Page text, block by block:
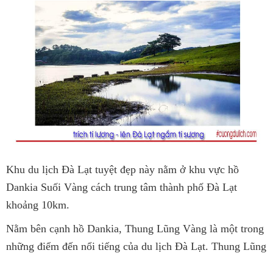
Khu du lịch Đà Lạt tuyệt đẹp này nằm ở khu vực hồ
Dankia Suối Vàng cách trung tâm thành phố Đà Lạt
khoảng 10km.
Nằm bên cạnh hồ Dankia, Thung Lũng Vàng là một trong
những điểm đến nổi tiếng của du lịch Đà Lạt. Thung Lũng